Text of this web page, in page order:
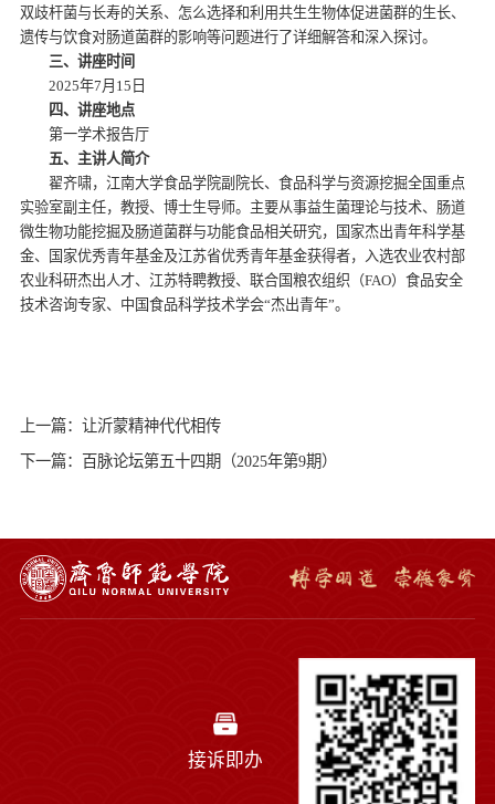
双歧杆菌与长寿的关系、怎么选择和利用共生生物体促进菌群的生长、
遗传与饮食对肠道菌群的影响等问题进行了详细解答和深入探讨。
三、讲座时间
2025年7月15日
四、讲座地点
第一学术报告厅
五、主讲人简介
翟齐啸，江南大学食品学院副院长、食品科学与资源挖掘全国重点
实验室副主任，教授、博士生导师。主要从事益生菌理论与技术、肠道
微生物功能挖掘及肠道菌群与功能食品相关研究，国家杰出青年科学基
金、国家优秀青年基金及江苏省优秀青年基金获得者，入选农业农村部
农业科研杰出人才、江苏特聘教授、联合国粮农组织（FAO）食品安全
技术咨询专家、中国食品科学技术学会“杰出青年”。
上一篇：让沂蒙精神代代相传
下一篇：百脉论坛第五十四期（2025年第9期）
接诉即办